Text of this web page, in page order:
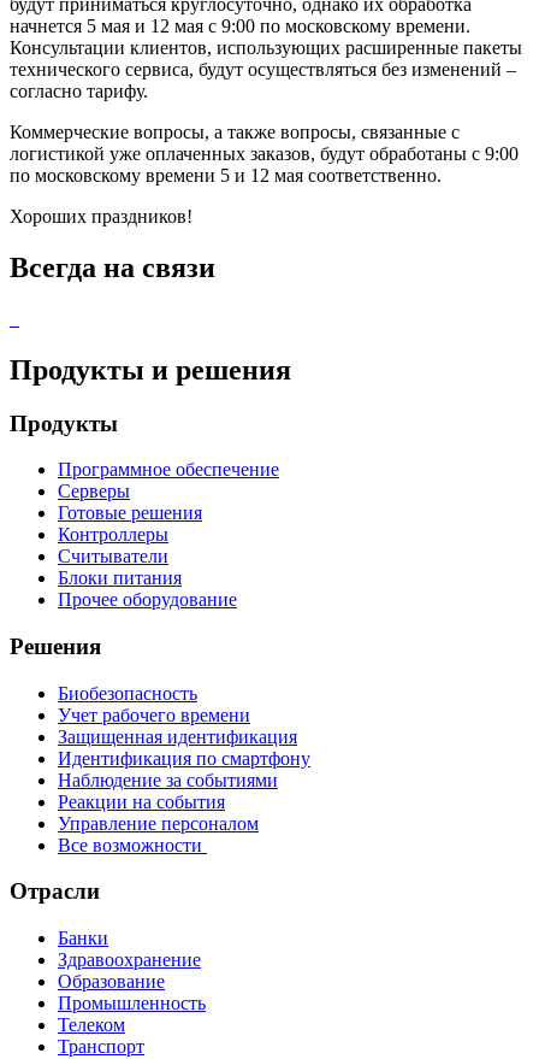
начнется 5 мая и 12 мая с 9:00 по московскому времени.
Консультации клиентов, использующих расширенные пакеты
технического сервиса, будут осуществляться без изменений –
согласно тарифу.
Коммерческие вопросы, а также вопросы, связанные с
логистикой уже оплаченных заказов, будут обработаны с 9:00
по московскому времени 5 и 12 мая соответственно.
Хороших праздников!
Всегда на связи
Продукты и решения
Продукты
Программное обеспечение
Серверы
Готовые решения
Контроллеры
Считыватели
Блоки питания
Прочее оборудование
Решения
Биобезопасность
Учет рабочего времени
Защищенная идентификация
Идентификация по смартфону
Наблюдение за событиями
Реакции на события
Управление персоналом
Все возможности
Отрасли
Банки
Здравоохранение
Образование
Промышленность
Телеком
Транспорт